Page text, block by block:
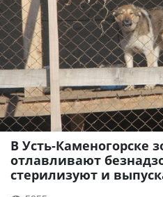
В Усть-Каменогорске
отлавливают
стерилизуют и